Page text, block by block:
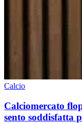
Calcio
Calciomercato
sento soddisfatta